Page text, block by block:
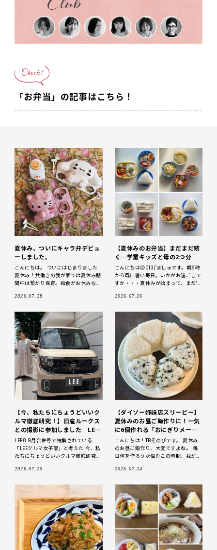
Check!
「お弁当」の記事はこちら！
夏休み、ついにキャラ弁デビュ
ーしました。
こんにちは。 ついにはじまりました
夏休み！共働きの我が家では夏休み期
間中は預かり保育。給食がお休みなの
先日、ママ友達とあるママのお宅で集
2026.07.28
【夏休みのお弁当】まだまだ続
く…学童キッズと母の2つ分
こんにちは😊013/ましゅです。朝6時
から既に暑い毎日。いかがお過ごしで
すか・・・夏休みが始まって、まだ1
公園でサッカーして帰宅→朝食→学童
2026.07.26
【今、私たちにちょうどいいク
ルマ徹底研究！】日産ルークス
との撮影に参加しました LEE
クルマ女子部
LEE8.9月合併号で特集されている
「LEEクルマ女子部」と考えた 今、私
たちにちょうどいいクルマ徹底研究！
2026.07.25
【ダイソー姉妹店スリーピー】
夏休みのお昼ご飯作りに！一気
に6個作れる「おにぎりメーカ
ー」を愛用中
こんにちは！TBそのぴです。 夏休み
のお昼ご飯作り、大変ですよね。 毎
日何を作ろうか悩むこの時期、我が家
妹店「THREEPY(スリーピー)」のおに
2026.07.24